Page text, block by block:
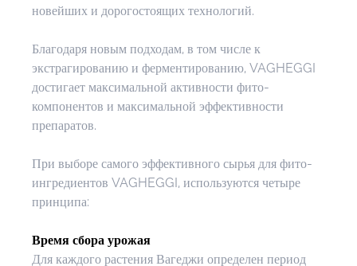
новейших и дорогостоящих технологий.
Благодаря новым подходам, в том числе к
экстрагированию и ферментированию, VAGHEGGI
достигает максимальной активности фито-
компонентов и максимальной эффективности
препаратов.
При выборе самого эффективного сырья для фито-
ингредиентов VAGHEGGI, используются четыре
принципа:
Время сбора урожая
Для каждого растения Вагеджи определен период